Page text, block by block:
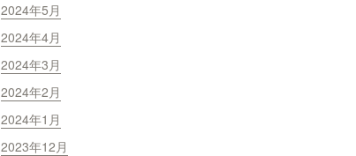
2024年5月
2024年4月
2024年3月
2024年2月
2024年1月
2023年12月